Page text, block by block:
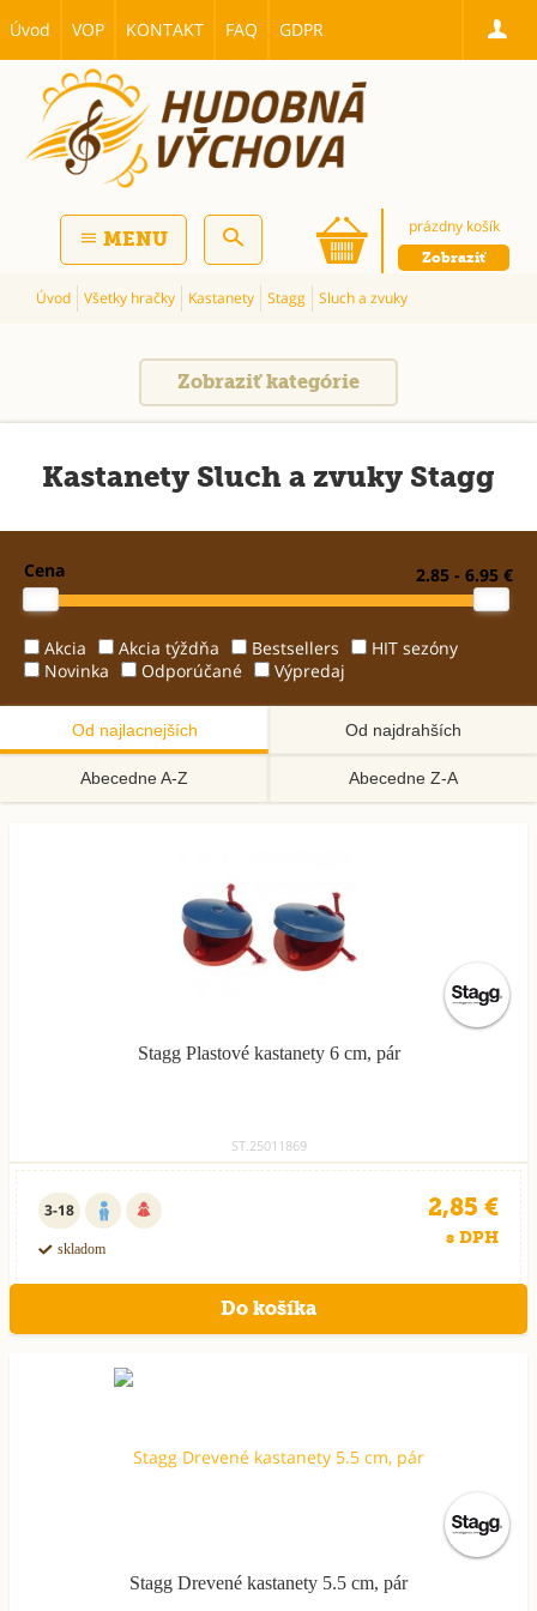
Úvod VOP KONTAKT FAQ GDPR
prázdny košík
Zobraziť
MENU
Úvod Všetky hračky Kastanety Stagg Sluch a zvuky
Zobraziť kategórie
Kastanety Sluch a zvuky Stagg
Cena 2.85 - 6.95 €
Akcia Akcia týždňa Bestsellers
HIT sezóny
Novinka
Odporúčané Výpredaj
Od najlacnejších Od najdrahších
Abecedne A-Z Abecedne Z-A
Stagg Plastové kastanety 6 cm, pár
ST.25011869
3-18
skladom
2,85 €
s DPH
Stagg Drevené kastanety 5.5 cm, pár